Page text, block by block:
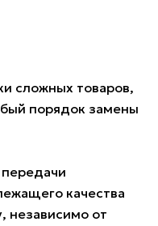
сложных товаров,
порядок замены
качества
независимо от